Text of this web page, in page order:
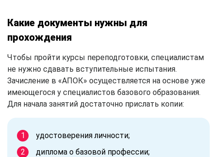
Какие документы нужны для
прохождения
Чтобы пройти курсы переподготовки, специалистам
не нужно сдавать вступительные испытания.
Зачисление в «АПОК» осуществляется на основе уже
имеющегося у специалистов базового образования.
Для начала занятий достаточно прислать копии:
удостоверения личности;
диплома о базовой профессии;